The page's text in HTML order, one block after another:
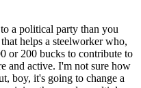
a political party than you
helps a steelworker who,
or 200 bucks to contribute to
and active. I'm not sure how
boy, it's going to change a